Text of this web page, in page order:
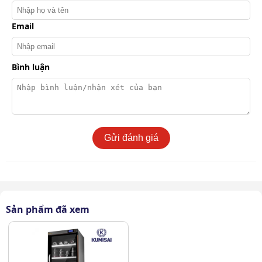
Cấu tạo cơ bản tủ chống ẩm Nikatei NC-125S
tưởng bên trong tủ.
Hệ thống điều khiển và hiển thị: Bao gồm đồng hồ
đo độ ẩm, đồng hồ đo nhiệt độ và các nút điều chỉnh
để người dùng có thể cài đặt và theo dõi độ ẩm bên
Email
Bình luận
Gửi đánh giá
Sản phẩm đã xem